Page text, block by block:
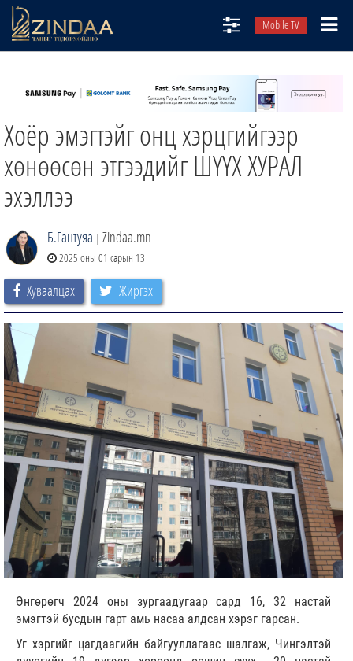
Mobile TV
ТВ8
ӨГЛӨӨНИЙ СОНИН
АУДИО ЗОХИОЛ
Хоёр эмэгтэйг онц хэрцгийгээр
хөнөөсөн этгээдийг ШҮҮХ ХУРАЛ
эхэллээ
Б.Гантуяа | Zindaa.mn
2025 оны 01 сарын 13
Хуваалцах Жиргэх
Өнгөрөгч 2024 оны зургаадугаар сард 16, 32 настай
эмэгтэй бусдын гарт амь насаа алдсан хэрэг гарсан.
Уг хэргийг цагдаагийн байгууллагаас шалгаж, Чингэлтэй